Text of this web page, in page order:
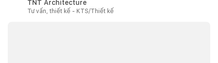
TNT Architecture
Tư vấn, thiết kế - KTS/Thiết kế